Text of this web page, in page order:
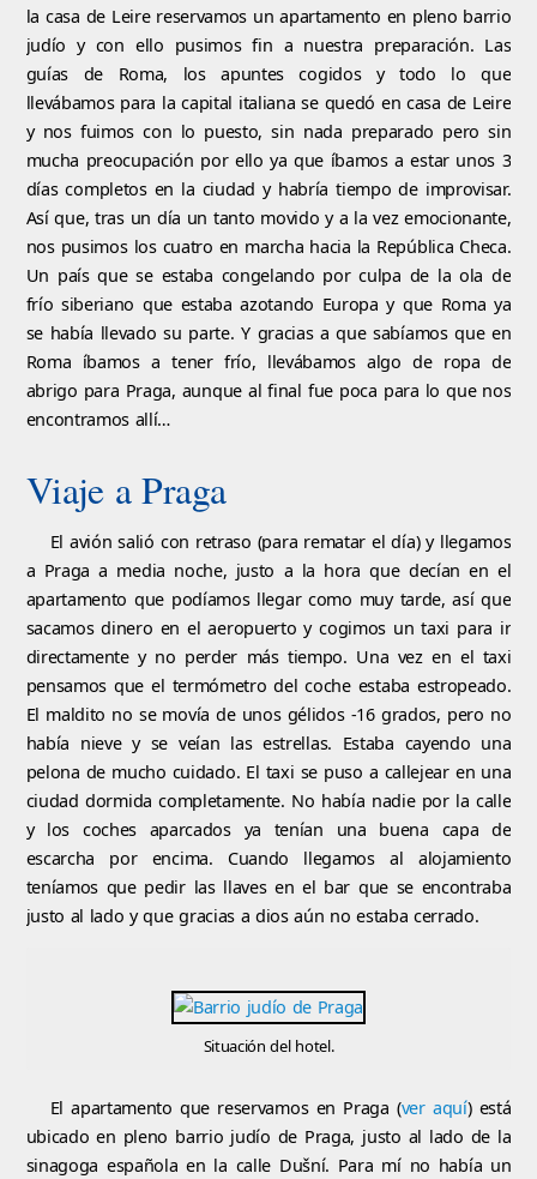
la casa de Leire reservamos un apartamento en pleno barrio
judío y con ello pusimos fin a nuestra preparación. Las
guías de Roma, los apuntes cogidos y todo lo que
llevábamos para la capital italiana se quedó en casa de Leire
y nos fuimos con lo puesto, sin nada preparado pero sin
mucha preocupación por ello ya que íbamos a estar unos 3
días completos en la ciudad y habría tiempo de improvisar.
Así que, tras un día un tanto movido y a la vez emocionante,
nos pusimos los cuatro en marcha hacia la República Checa.
Un país que se estaba congelando por culpa de la ola de
frío siberiano que estaba azotando Europa y que Roma ya
se había llevado su parte. Y gracias a que sabíamos que en
Roma íbamos a tener frío, llevábamos algo de ropa de
abrigo para Praga, aunque al final fue poca para lo que nos
encontramos allí…
Viaje a Praga
El avión salió con retraso (para rematar el día) y llegamos
a Praga a media noche, justo a la hora que decían en el
apartamento que podíamos llegar como muy tarde, así que
sacamos dinero en el aeropuerto y cogimos un taxi para ir
directamente y no perder más tiempo. Una vez en el taxi
pensamos que el termómetro del coche estaba estropeado.
El maldito no se movía de unos gélidos -16 grados, pero no
había nieve y se veían las estrellas. Estaba cayendo una
pelona de mucho cuidado. El taxi se puso a callejear en una
ciudad dormida completamente. No había nadie por la calle
y los coches aparcados ya tenían una buena capa de
escarcha por encima. Cuando llegamos al alojamiento
teníamos que pedir las llaves en el bar que se encontraba
justo al lado y que gracias a dios aún no estaba cerrado.
Situación del hotel.
El apartamento que reservamos en Praga (ver aquí) está
ubicado en pleno barrio judío de Praga, justo al lado de la
sinagoga española en la calle Dušní. Para mí no había un